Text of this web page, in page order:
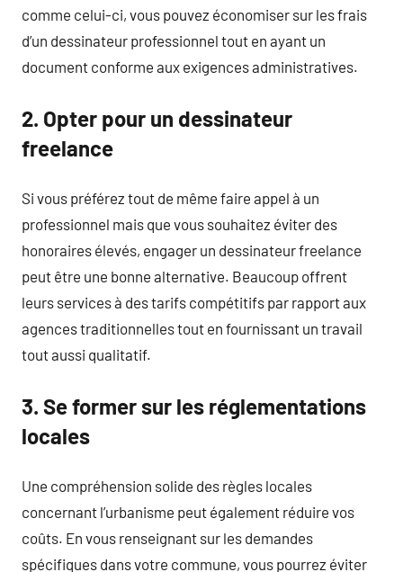
comme celui-ci, vous pouvez économiser sur les frais
d’un dessinateur professionnel tout en ayant un
document conforme aux exigences administratives.
2. Opter pour un dessinateur
freelance
Si vous préférez tout de même faire appel à un
professionnel mais que vous souhaitez éviter des
honoraires élevés, engager un dessinateur freelance
peut être une bonne alternative. Beaucoup offrent
leurs services à des tarifs compétitifs par rapport aux
agences traditionnelles tout en fournissant un travail
tout aussi qualitatif.
3. Se former sur les réglementations
locales
Une compréhension solide des règles locales
concernant l’urbanisme peut également réduire vos
coûts. En vous renseignant sur les demandes
spécifiques dans votre commune, vous pourrez éviter